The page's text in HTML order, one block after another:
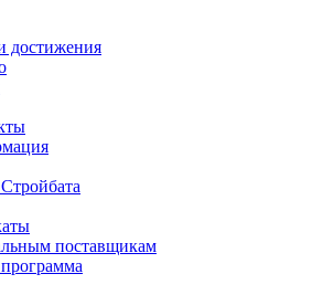
достижения
поставщикам